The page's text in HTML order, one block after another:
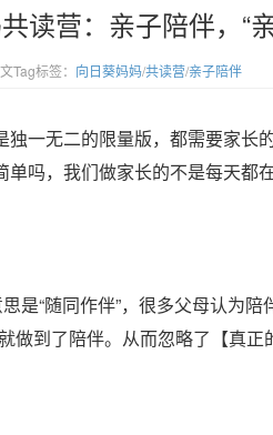
读营：亲子陪伴，“
Tag标签： 向日葵妈妈/共读营/亲子陪伴
一无二的限量版，都需要家长
吗，我们做家长的不是每天都
“随同作伴”，很多父母认为陪
做到了陪伴。从而忽略了【真正